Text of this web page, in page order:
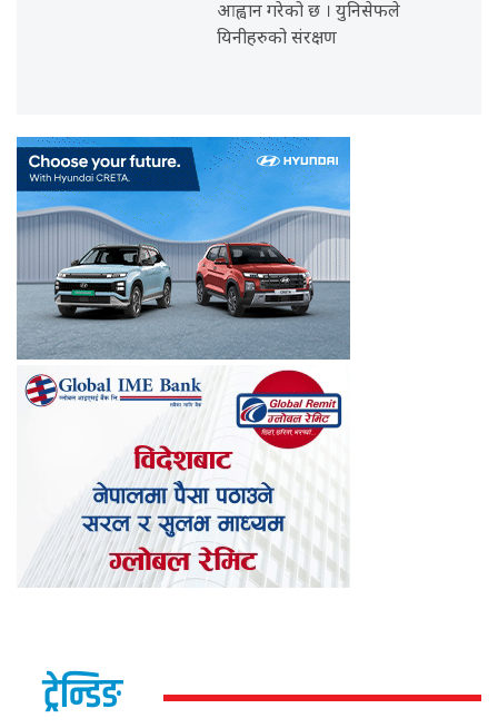
आह्वान गरेको छ । युनिसेफले
यिनीहरुको संरक्षण
ट्रेन्डिङ